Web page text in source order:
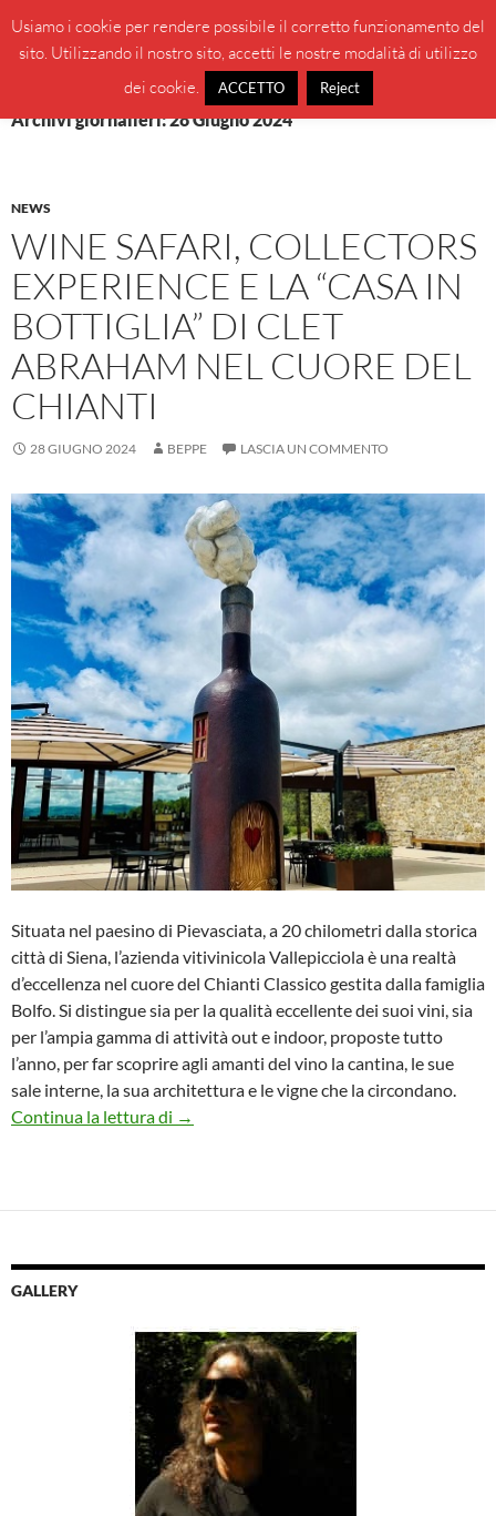
contenuto
BeppeBlog
MENU
Archivi giornalieri: 28 Giugno 2024
NEWS
WINE SAFARI, COLLECTORS
EXPERIENCE E LA “CASA IN
BOTTIGLIA” DI CLET
ABRAHAM NEL CUORE DEL
CHIANTI
28 GIUGNO 2024 BEPPE LASCIA UN COMMENTO
Situata nel paesino di Pievasciata, a 20 chilometri dalla storica
città di Siena, l’azienda vitivinicola Vallepicciola è una realtà
d’eccellenza nel cuore del Chianti Classico gestita dalla famiglia
Bolfo. Si distingue sia per la qualità eccellente dei suoi vini, sia
per l’ampia gamma di attività out e indoor, proposte tutto
l’anno, per far scoprire agli amanti del vino la cantina, le sue
sale interne, la sua architettura e le vigne che la circondano.
Continua la lettura di Wine Safari, Collectors Experience e la
→
GALLERY
Usiamo i cookie per rendere possibile il corretto funzionamento del
sito. Utilizzando il nostro sito, accetti le nostre modalità di utilizzo
dei cookie.
ACCETTO Reject